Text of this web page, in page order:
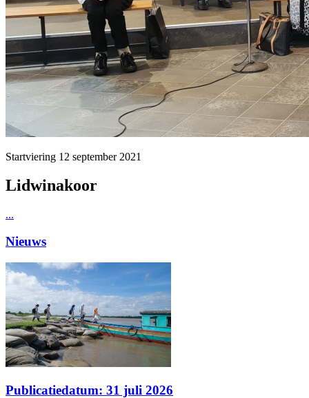
Startviering 12 september 2021
Lidwinakoor
...
Nieuws
Publicatiedatum: 31 juli 2026